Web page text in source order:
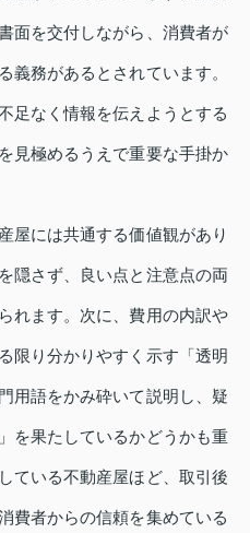
面を交付しながら、消費者が
義務があるとされています。
足なく情報を伝えようとする
見極めるうえで重要な手掛か
屋には共通する価値観があり
隠さず、良い点と注意点の両
れます。次に、費用の内訳や
限り分かりやすく示す「透明
用語をかみ砕いて説明し、疑
を果たしているかどうかも重
ている不動産屋ほど、取引後
費者からの信頼を集めている